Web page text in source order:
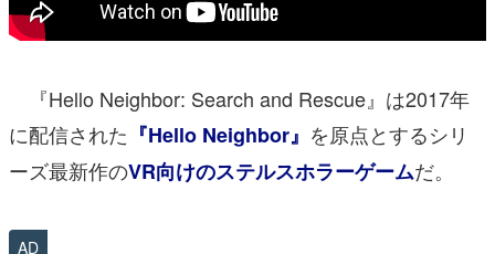
『Hello Neighbor: Search and Rescue』は2017年
に配信された 『Hello Neighbor』 を原点とするシリ
ーズ最新作のVR向けのステルスホラーゲームだ。
AD